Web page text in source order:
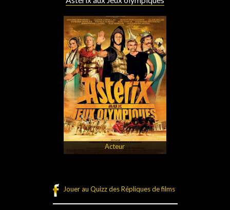
Acteur
Jouer au Quizz des Répliques de films